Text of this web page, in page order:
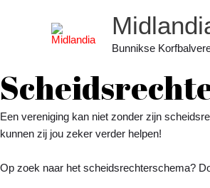
Bunnikse
Een vereniging kan niet zonder zijn
kunnen zij jou zeker verder helpen!
Op zoek naar het scheidsrechterschema?